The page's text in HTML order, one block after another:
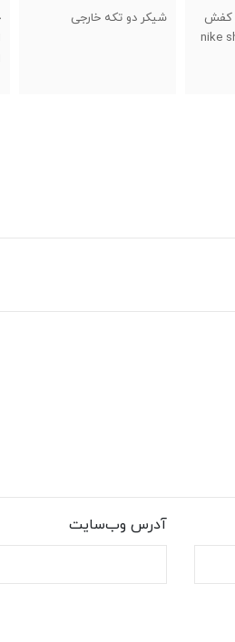
حلقه لاغری هولاهوپ
آدرس وب‌سایت